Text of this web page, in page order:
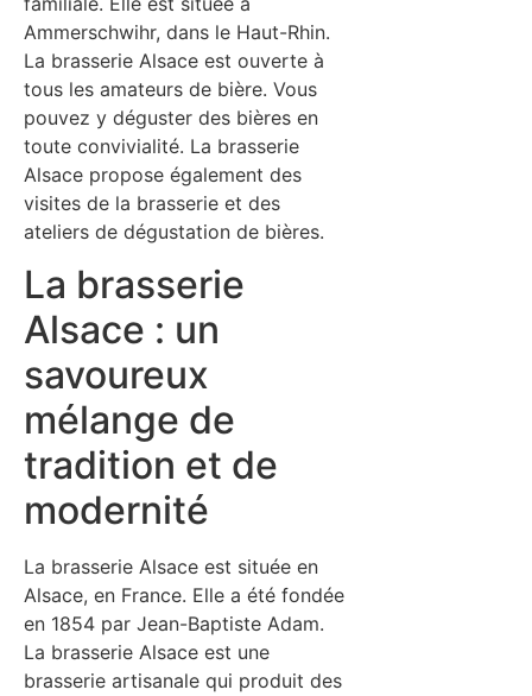
Ammerschwihr, dans le Haut-Rhin.
La brasserie Alsace est ouverte à
tous les amateurs de bière. Vous
pouvez y déguster des bières en
toute convivialité. La brasserie
Alsace propose également des
visites de la brasserie et des
ateliers de dégustation de bières.
La brasserie
Alsace : un
savoureux
mélange de
tradition et de
modernité
La brasserie Alsace est située en
Alsace, en France. Elle a été fondée
en 1854 par Jean-Baptiste Adam.
La brasserie Alsace est une
brasserie artisanale qui produit des